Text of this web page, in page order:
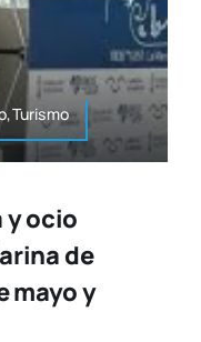
ocio
de
mayo y